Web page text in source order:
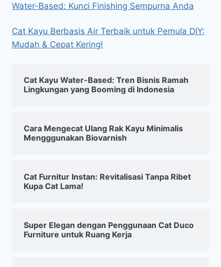
Water-Based: Kunci Finishing Sempurna Anda
Cat Kayu Berbasis Air Terbaik untuk Pemula DIY:
Mudah & Cepat Kering!
Cat Kayu Water-Based: Tren Bisnis Ramah
Lingkungan yang Booming di Indonesia
Cara Mengecat Ulang Rak Kayu Minimalis
Mengggunakan Biovarnish
Cat Furnitur Instan: Revitalisasi Tanpa Ribet
Kupa Cat Lama!
Super Elegan dengan Penggunaan Cat Duco
Furniture untuk Ruang Kerja